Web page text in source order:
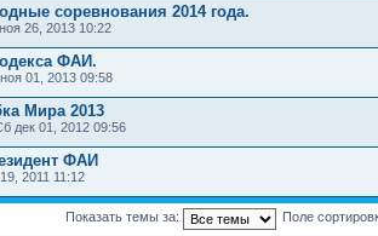
соревнования 2014 года.
26, 2013 10:22
ФАИ.
01, 2013 09:58
Мира 2013
дек 01, 2012 09:56
ФАИ
2011 11:12
Показать темы за: Поле